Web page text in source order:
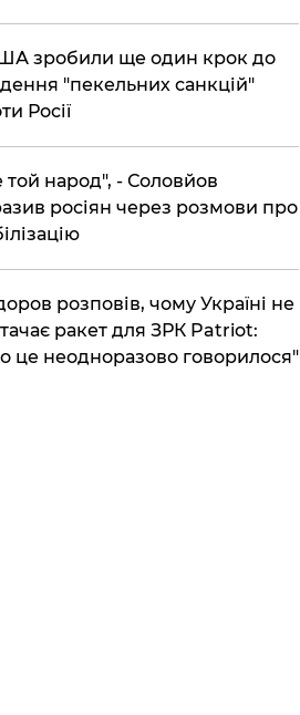
зробили ще один крок до
"пекельних санкцій"
Росії
той народ", - Соловйов
росіян через розмови про
розповів, чому Україні не
ракет для ЗРК Patriot:
це неодноразово говорилося"